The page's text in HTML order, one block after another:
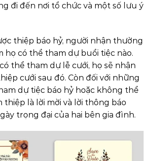
đi đến nơi tổ chức và một số lưu ý
thiệp báo hỷ, người nhận thường
họ có thể tham dự buổi tiệc nào.
thể tham dự lễ cưới, họ sẽ nhận
cưới sau đó. Còn đối với những
dự tiệc báo hỷ hoặc không thể
là lời mời và lời thông báo
trọng đại của hai bên gia đình.